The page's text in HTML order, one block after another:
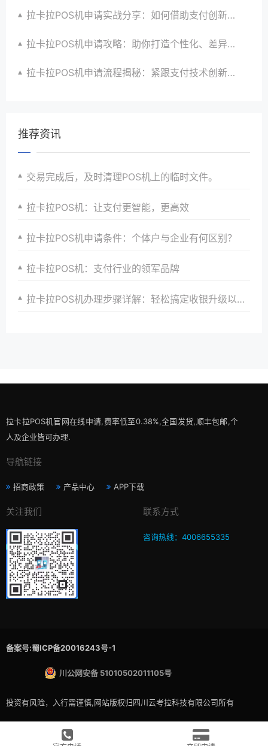
拉卡拉POS机申请实战分享：如何借助支付创新技术提升商户运营效益与效率
拉卡拉POS机申请攻略：助你打造个性化、差异化支付体验以提升竞争力
拉卡拉POS机申请流程揭秘：紧跟支付技术创新步伐，抢占市场先机
推荐资讯
交易完成后，及时清理POS机上的临时文件。
拉卡拉POS机：让支付更智能，更高效
拉卡拉POS机申请条件：个体户与企业有何区别？
拉卡拉POS机：支付行业的领军品牌
拉卡拉POS机办理步骤详解：轻松搞定收银升级以满足商家多样化需求并引领支付潮流以及提升顾客支付体验
拉卡拉POS机官网在线申请,费率低至0.38%,全国发货,顺丰包邮,个
人及企业皆可办理.
导航链接
招商政策 产品中心 APP下载
关注我们 联系方式
咨询热线：4006655335
备案号:蜀ICP备20016243号-1
川公网安备 51010502011105号
投资有风险，入行需谨慎,网站版权归四川云考拉科技有限公司所有